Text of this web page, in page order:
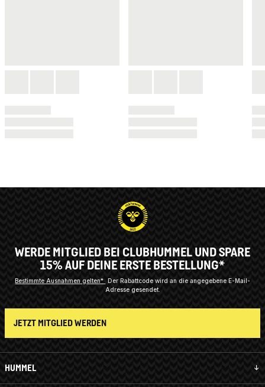
HUMMEL
WERDE MITGLIED BEI CLUBHUMMEL UND SPARE
15% AUF DEINE ERSTE BESTELLUNG*
Bestimmte Ausnahmen gelten*
Der Rabattcode wird an die angegebene E-Mail-
Adresse gesendet.
JETZT MITGLIED WERDEN